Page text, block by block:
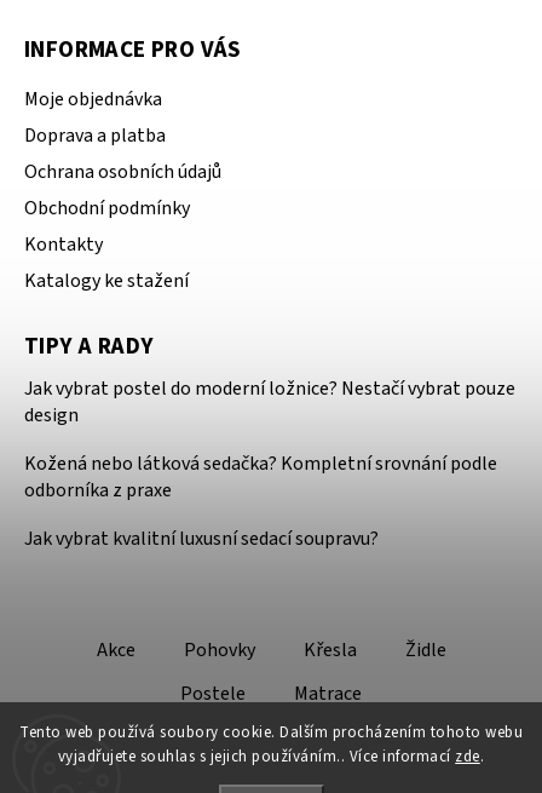
Tento web používá soubory cookie. Dalším procházením tohoto webu
vyjadřujete souhlas s jejich používáním.. Více informací zde.
INFORMACE PRO VÁS
Moje objednávka
Doprava a platba
Ochrana osobních údajů
Obchodní podmínky
Kontakty
Katalogy ke stažení
TIPY A RADY
Jak vybrat postel do moderní ložnice? Nestačí vybrat pouze
design
Kožená nebo látková sedačka? Kompletní srovnání podle
odborníka z praxe
Jak vybrat kvalitní luxusní sedací soupravu?
Akce Pohovky Křesla
Židle
Postele
Matrace